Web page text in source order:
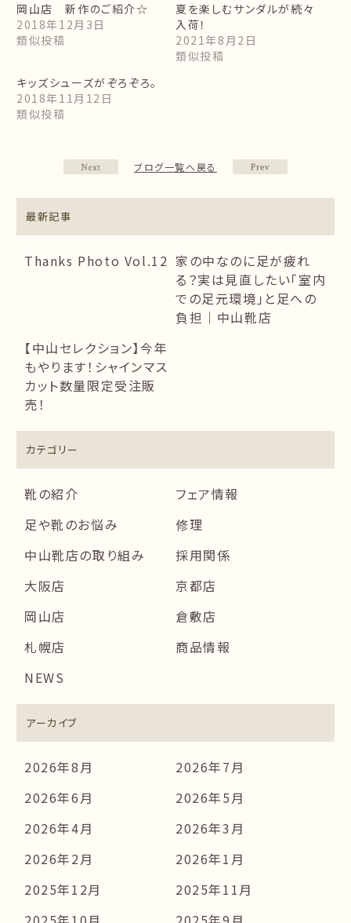
岡山店 新作のご紹介☆
2018年12月3日
類似投稿
夏を楽しむサンダルが続々
入荷！
2021年8月2日
類似投稿
キッズシューズがぞろぞろ。
2018年11月12日
類似投稿
ブログ一覧へ戻る
最新記事
Thanks Photo Vol.12 家の中なのに足が疲れ
る？実は見直したい「室内
での足元環境」と足への
負担｜中山靴店
【中山セレクション】今年
もやります！シャインマス
カット数量限定受注販
売！
カテゴリー
靴の紹介
フェア情報
足や靴のお悩み
修理
中山靴店の取り組み
採用関係
大阪店
京都店
岡山店
倉敷店
札幌店
商品情報
NEWS
アーカイブ
2026年8月
2026年7月
2026年6月
2026年5月
2026年4月
2026年3月
2026年2月
2026年1月
2025年12月
2025年11月